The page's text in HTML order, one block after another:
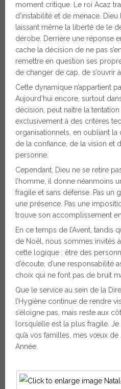
moment critique. Le roi Acaz
d’instabilité et de menace.
laissant même la liberté de le
dérobe. Derrière une réponse
cache la décision de ne pas
remettre en question ses
de changer de cap, de s’ouvrir
Cette dynamique n’appartient
Aujourd’hui encore, surtout
décision, peut naître la tentation
exclusivement à des critères
organisationnels, en oubliant
de la confiance, de la vision et
personne.
Cependant, Dieu ne se retire
l’homme, il donne néanmoins
fragile et sans défense. Pas un
une présence. Pas une
trouve son accomplissement en
En ce temps de l’Avent, tandis
de Noël, nous sommes invités
cette logique : être des
d’écoute, d’une responsabilité
choix qui ne font pas de bruit
Que le service au sein de la
l’Hygiène continue de rendre
s’éloigne pas, mais reste aux
lorsqu’elle est la plus fragile.
qu’à vos familles, mes vœux
Année.